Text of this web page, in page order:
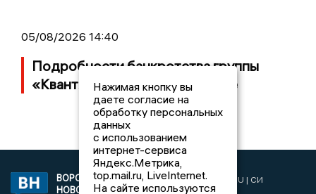
05/08/2026 14:40
Подробности банкротства группы
«Квант» с заводом в Воронеже
ВОРОНЕЖСКИЕ
НОВОСТИ
2019 © VORONEZHNEWS.RU | СИ
«Воронежские новости»
Нажимая кнопку вы
даете согласие на
обработку персональных
данных
с использованием
интернет-сервиса
Яндекс.Метрика,
top.mail.ru, LiveInternet.
На сайте используются